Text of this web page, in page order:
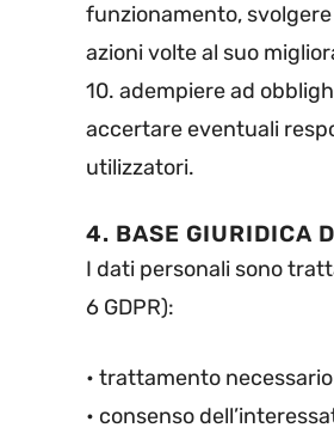
funzionamento,
azioni volte al suo
10. adempiere ad
accertare eventuali
utilizzatori.
4. BASE GIURIDICA
I dati personali sono
6 GDPR):
• trattamento
• consenso